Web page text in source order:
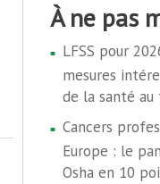
à ne pas
LFSS pour
mesures
de la santé au
Cancers
Europe : le
Osha en 10